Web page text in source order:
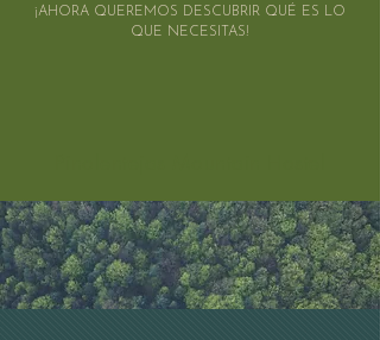
¡AHORA QUEREMOS DESCUBRIR QUÉ ES LO
QUE NECESITAS!